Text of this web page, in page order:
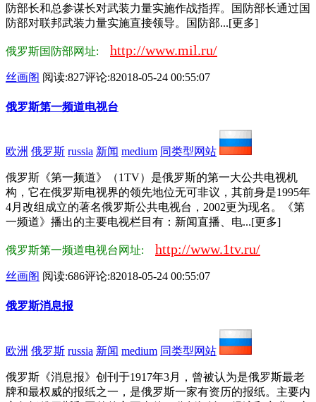
防部长和总参谋长对武装力量实施作战指挥。国防部长通过国
防部对联邦武装力量实施直接领导。国防部...[更多]
俄罗斯国防部网址: http://www.mil.ru/
丝画阁 阅读:827评论:82018-05-24 00:55:07
俄罗斯第一频道电视台
欧洲 俄罗斯 russia 新闻 medium 同类型网站
俄罗斯《第一频道》（1TV）是俄罗斯的第一大公共电视机
构，它在俄罗斯电视界的领先地位无可非议，其前身是1995年
4月改组成立的著名俄罗斯公共电视台，2002更为现名。《第
一频道》播出的主要电视栏目有：新闻直播、电...[更多]
俄罗斯第一频道电视台网址: http://www.1tv.ru/
丝画阁 阅读:686评论:82018-05-24 00:55:07
俄罗斯消息报
欧洲 俄罗斯 russia 新闻 medium 同类型网站
俄罗斯《消息报》创刊于1917年3月，曾被认为是俄罗斯最老
牌和最权威的报纸之一，是俄罗斯一家有资历的报纸。主要内